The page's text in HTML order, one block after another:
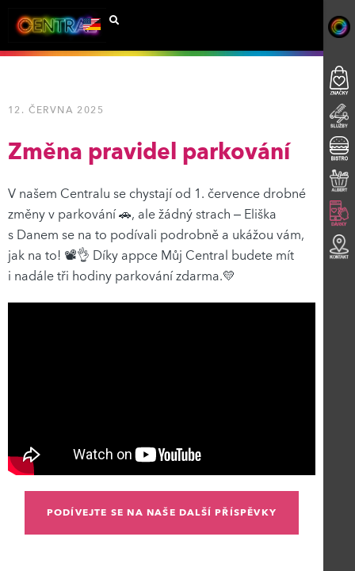
12. ČERVNA 2025
Změna pravidel parkování
V našem Centralu se chystají od 1. července drobné
změny v parkování 🚗, ale žádný strach – Eliška
s Danem se na to podívali podrobně a ukážou vám,
jak na to! 📽️👌 Díky appce Můj Central budete mít
i nadále tři hodiny parkování zdarma.💛
PODÍVEJTE SE NA NAŠE DALŠÍ PŘÍSPĚVKY